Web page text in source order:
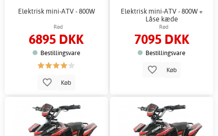
Elektrisk mini-ATV - 800W
Rød
6895 DKK
Bestillingsvare
Køb
Elektrisk mini-ATV - 800W +
Låse kæde
Rød
7095 DKK
Bestillingsvare
Køb